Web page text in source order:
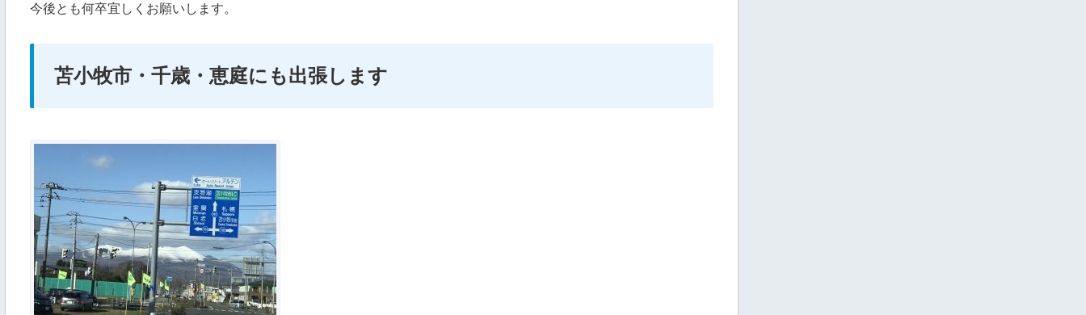
今後とも何卒宜しくお願いします。
苫小牧市・千歳・恵庭にも出張します